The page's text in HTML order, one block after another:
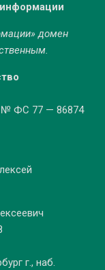
домен
№ ФС 77 — 86874
г., наб.